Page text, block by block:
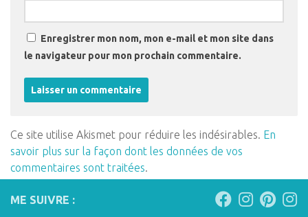
Enregistrer mon nom, mon e-mail et mon site dans
le navigateur pour mon prochain commentaire.
Ce site utilise Akismet pour réduire les indésirables. En
savoir plus sur la façon dont les données de vos
commentaires sont traitées.
ME SUIVRE :